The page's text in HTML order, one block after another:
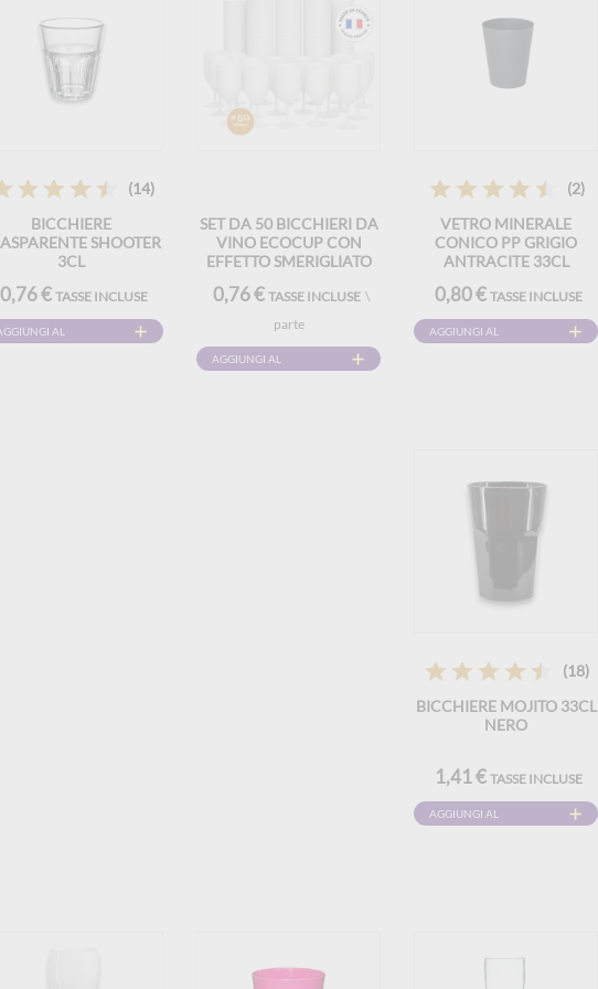
(14)
BICCHIERE
SHOOTER
3CL
0,76 €TASSE INCLUSE
AL
SET DA 50 BICCHIERI DA
VINO ECOCUP CON
EFFETTO SMERIGLIATO
BORDO PIENO)
RIUTILIZZABILI - IDEALI
PER VINO,
DEGUSTAZIONE E
APERITIVO
0,76 € TASSE INCLUSE\
parte
AGGIUNGI AL
(2)
VETRO MINERALE
CONICO PP GRIGIO
ANTRACITE 33CL
0,80 €TASSE INCLUSE
AGGIUNGI AL
(18)
BICCHIERE MOJITO 33CL
NERO
1,41 €TASSE INCLUSE
AGGIUNGI AL